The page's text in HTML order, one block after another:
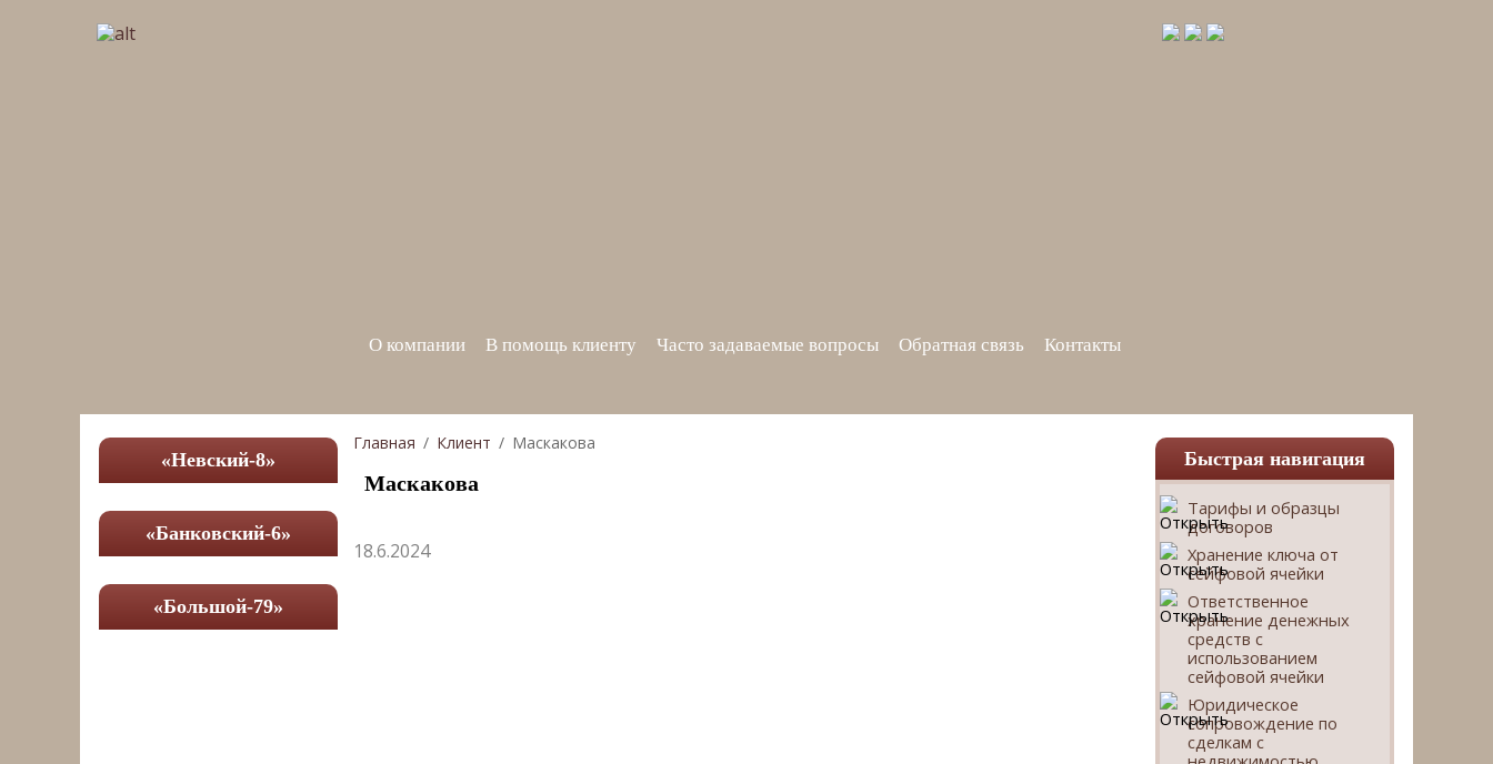
О компании В помощь клиенту Часто задаваемые вопросы Обратная связь Контакты
«Невский-8»
«Банковский-6»
«Большой-79»
Главная Клиент Маскакова
Маскакова
18.6.2024
Быстрая навигация
Тарифы и образцы
договоров
Хранение ключа от
сейфовой ячейки
Ответственное
хранение денежных
средств с
использованием
сейфовой ячейки
Юридическое
сопровождение по
сделкам с